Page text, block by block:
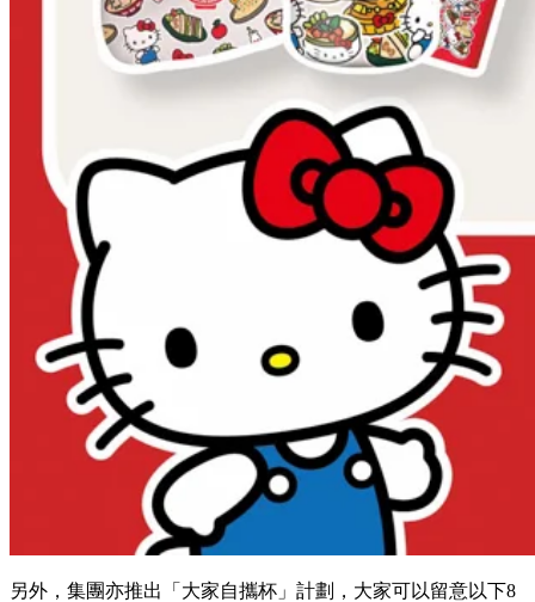
另外，集團亦推出
「大家自攜杯」計劃，大家可以留意以下8